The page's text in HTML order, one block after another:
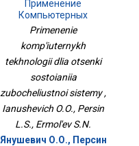
Применение
Компьютерных
Технологий Для Оценки
Зубочелюстной Системы
Primenenie
komp'iuternykh
tekhnologii dlia otsenki
sostoianiia
zubocheliustnoi sistemy ,
Ianushevich O.O., Persin
L.S., Ermol'ev S.N.
Янушевич О.О., Персин